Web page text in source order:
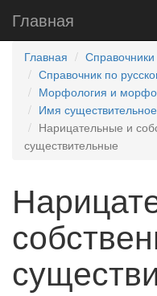
Главная
Главная
Справочники
Справочник по
Морфология и
Имя существительное
Нарицательные и
существительные